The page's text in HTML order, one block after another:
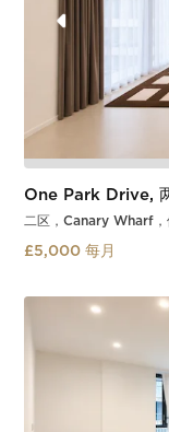
One Park Drive,
二区，Canary Wharf，
£5,000 每月
Slide 2 of 3.